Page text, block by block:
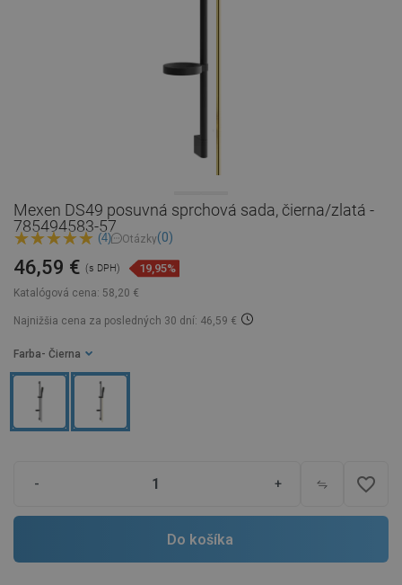
Mexen DS49 posuvná sprchová sada, čierna/zlatá -
785494583-57
(4) Otázky(0)
Katalógová cena: 58,20 €
46,59 € (s DPH) 19,95%
Najnižšia cena za posledných 30 dní: 46,59 €
Farba - Čierna
- + favorite_border
Do košíka